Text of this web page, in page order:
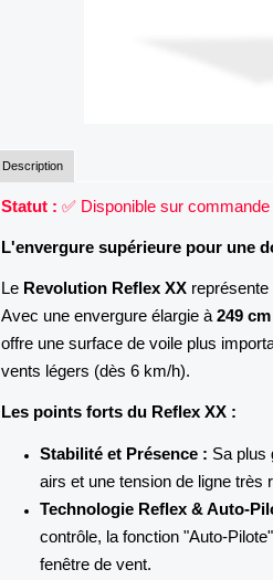
Description
Statut : ✅ Disponible sur
L'envergure supérieure pour une
Le Revolution Reflex XX
Avec une envergure élargie à 249 cm
offre une surface de voile plus
vents légers (dès 6 km/h).
Les points forts du Reflex XX :
Stabilité et Présence : Sa plus
airs et une tension de ligne très
Technologie Reflex & Auto-
contrôle, la fonction "Auto-
fenêtre de vent.